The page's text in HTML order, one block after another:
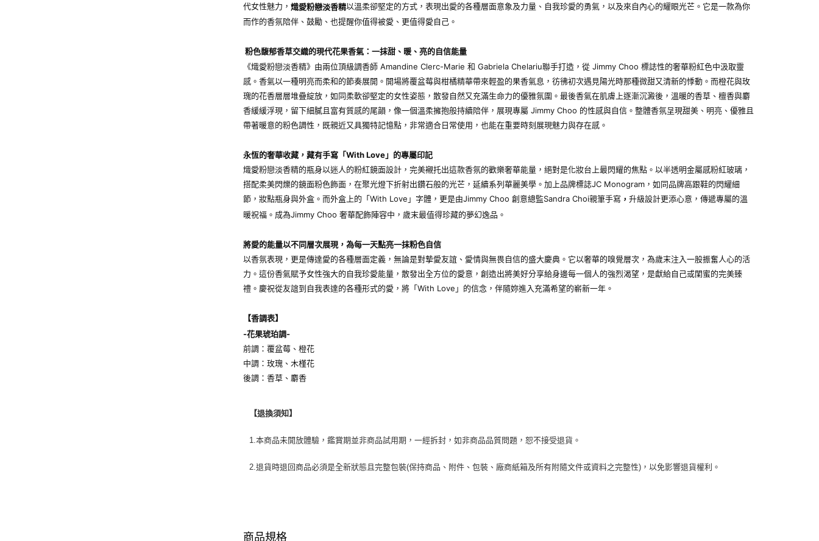
代女性魅力，熾愛粉戀淡香精以溫柔卻堅定的方式，表現出愛的各種層面意象及力量、自我珍愛的勇氣，以及來自內心的耀眼光芒。它是一款為你
而作的香氛陪伴、鼓勵、也提醒你值得被愛、更值得愛自己。
粉色馥郁香草交織的現代花果香氣：一抹甜、暖、亮的自信能量
《熾愛粉戀淡香精》由兩位頂級調香師 Amandine Clerc-Marie 和 Gabriela Chelariu聯手打造，從 Jimmy Choo 標誌性的奢華粉紅色中汲取靈
感。香氣以一種明亮而柔和的節奏展開。開場將覆盆莓與柑橘精華帶來輕盈的果香氣息，彷彿初次遇見陽光時那種微甜又清新的悸動。而橙花與玫
瑰的花香層層堆疊綻放，如同柔軟卻堅定的女性姿態，散發自然又充滿生命力的優雅氛圍。最後香氣在肌膚上逐漸沉澱後，溫暖的香草、檀香與麝
香緩緩浮現，留下細膩且富有質感的尾韻，像一個溫柔擁抱般持續陪伴，展現專屬 Jimmy Choo 的性感與自信。整體香氛呈現甜美、明亮、優雅且
帶著暖意的粉色調性，既親近又具獨特記憶點，非常適合日常使用，也能在重要時刻展現魅力與存在感。
永恆的奢華收藏，藏有手寫「With Love」的專屬印記
熾愛粉戀淡香精的瓶身以迷人的粉紅鏡面設計，完美襯托出這款香氛的歡樂奢華能量，絕對是化妝台上最閃耀的焦點。以半透明金屬感粉紅玻璃，
搭配柔美閃爍的鏡面粉色飾面，在聚光燈下折射出鑽石般的光芒，延續系列華麗美學。加上品牌標誌JC Monogram，如同品牌高跟鞋的閃耀細
節，妝點瓶身與外盒。而外盒上的「With Love」字體，更是由Jimmy Choo 創意總監Sandra Choi親筆手寫 ，升級設計更添心意，傳遞專屬的溫
暖祝福。成為Jimmy Choo 奢華配飾陣容中，歲末最值得珍藏的夢幻逸品。
將愛的能量以不同層次展現，為每一天點亮一抹粉色自信
以香氛表現，更是傳達愛的各種層面定義，無論是對摯愛友誼、愛情與無畏自信的盛大慶典。它以奢華的嗅覺層次，為歲末注入一股振奮人心的活
力。這份香氣賦予女性強大的自我珍愛能量，散發出全方位的愛意，創造出將美好分享給身邊每一個人的強烈渴望，是獻給自己或閨蜜的完美臻
禮。慶祝從友誼到自我表達的各種形式的愛，將「With Love」的信念，伴隨妳進入充滿希望的嶄新一年。
【香調表】
-花果琥珀調-
前調：覆盆莓、橙花
中調：玫瑰、木槿花
後調：香草、麝香
【退換須知】
1.本商品未開放體驗，鑑賞期並非商品試用期，一經拆封，如非商品品質問題，恕不接受退貨。
2.退貨時退回商品必須是全新狀態且完整包裝(保持商品、附件、包裝、廠商紙箱及所有附隨文件或資料之完整性)，以免影響退貨權利。
商品規格